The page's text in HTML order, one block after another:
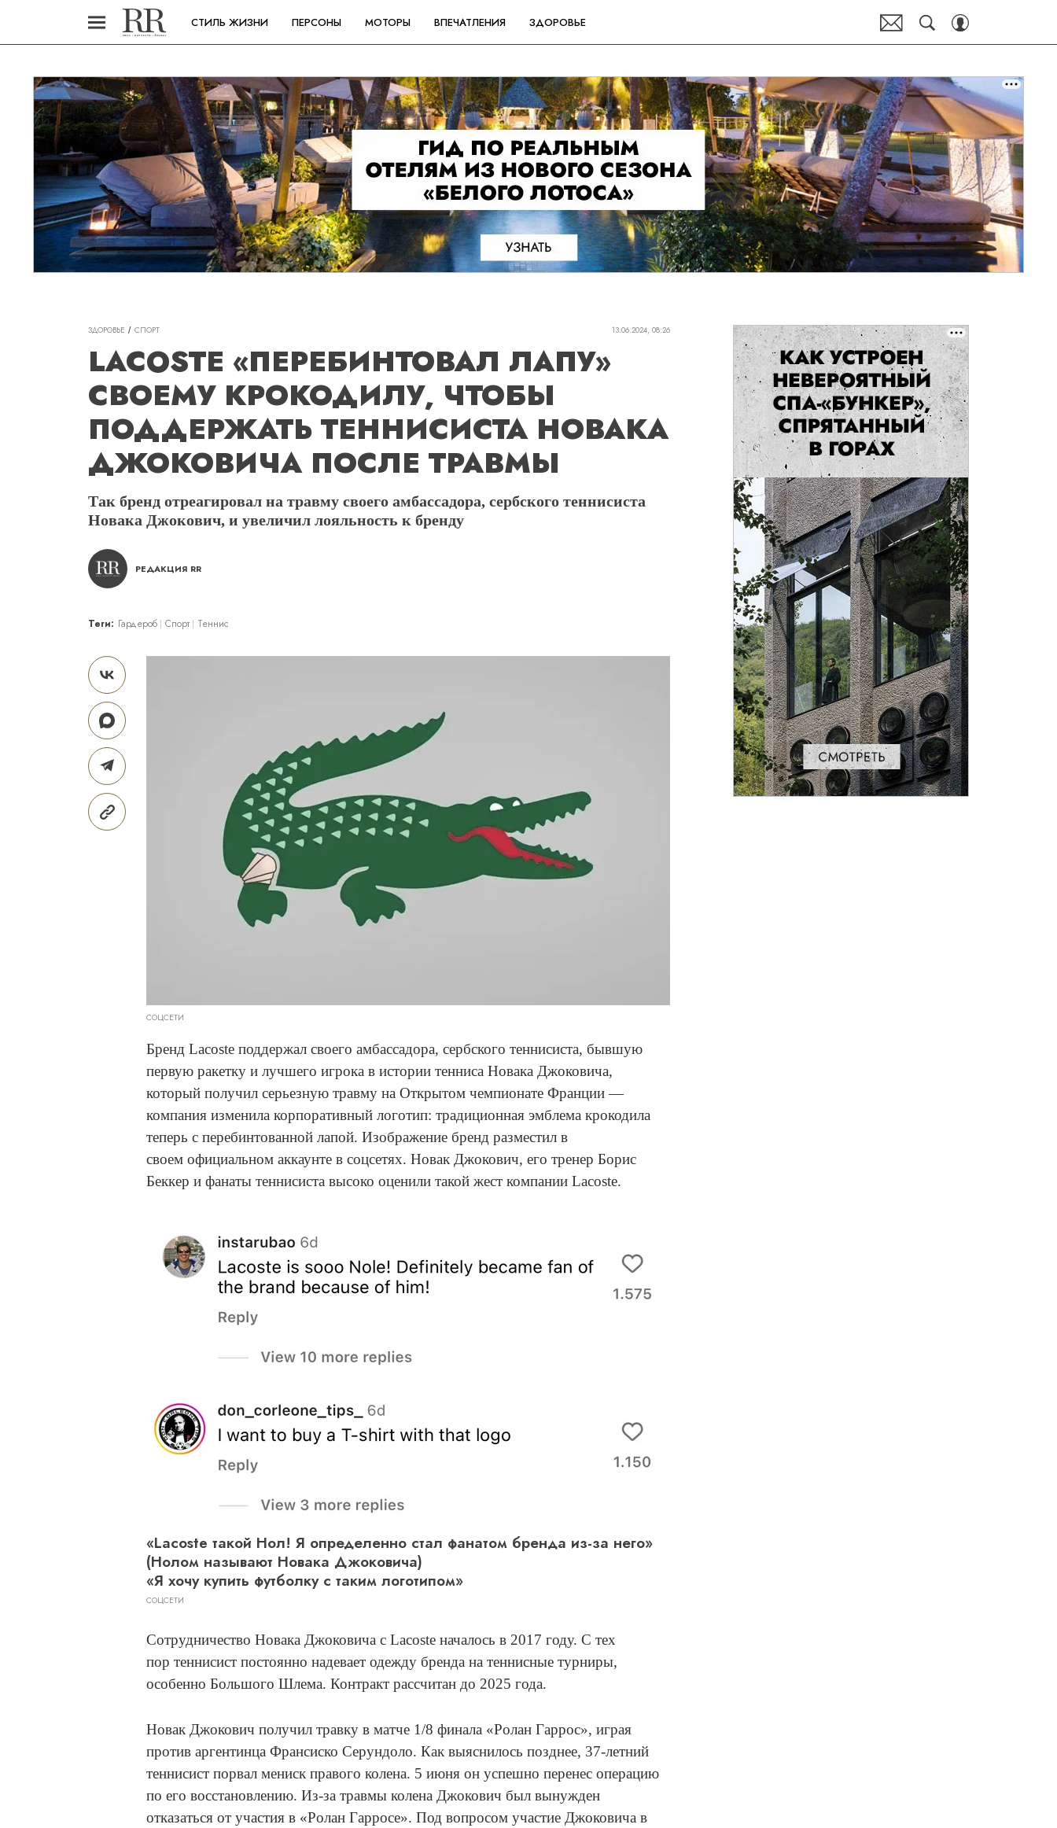
СТИЛЬ ЖИЗНИ ПЕРСОНЫ МОТОРЫ ВПЕЧАТЛЕНИЯ ЗДОРОВЬЕ
ЗДОРОВЬЕ СПОРТ 13.06.2024, 08:26
LACOSTE «ПЕРЕБИНТОВАЛ ЛАПУ»
СВОЕМУ КРОКОДИЛУ, ЧТОБЫ
ПОДДЕРЖАТЬ ТЕННИСИСТА НОВАКА
ДЖОКОВИЧА ПОСЛЕ ТРАВМЫ
Так бренд отреагировал на травму своего амбассадора, сербского теннисиста
Новака Джокович, и увеличил лояльность к бренду
РЕДАКЦИЯ RR
Теги: Гардероб Спорт Теннис
СОЦСЕТИ
Бренд Lacoste поддержал своего амбассадора, сербского теннисиста, бывшую
первую ракетку и лучшего игрока в истории тенниса Новака Джоковича,
который получил серьезную травму на Открытом чемпионате Франции —
компания изменила корпоративный логотип: традиционная эмблема крокодила
теперь с перебинтованной лапой. Изображение бренд разместил в
своем официальном аккаунте в соцсетях. Новак Джокович, его тренер Борис
Беккер и фанаты теннисиста высоко оценили такой жест компании Lacoste.
«Lacoste такой Нол! Я определенно стал фанатом бренда из-за него»
(Нолом называют Новака Джоковича)
«Я хочу купить футболку с таким логотипом»
СОЦСЕТИ
Сотрудничество Новака Джоковича с Lacoste началось в 2017 году. С тех
пор теннисист постоянно надевает одежду бренда на теннисные турниры,
особенно Большого Шлема. Контракт рассчитан до 2025 года.
Новак Джокович получил травку в матче 1/8 финала «Ролан Гаррос», играя
против аргентинца Франсиско Серундоло. Как выяснилось позднее, 37-летний
теннисист порвал мениск правого колена. 5 июня он успешно перенес операцию
по его восстановлению. Из-за травмы колена Джокович был вынужден
отказаться от участия в «Ролан Гарросе». Под вопросом участие Джоковича в